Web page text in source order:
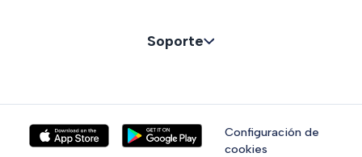
Soporte
Configuración de
cookies